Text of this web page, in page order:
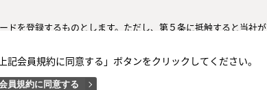
ドを登録するものとします。ただし、第５条に抵触すると当社が
および使用は会員の責任とし、これらの使用上の過誤または第三
を負わないものとします。
記会員規約に同意する」ボタンをクリックしてください。
員規約に同意する